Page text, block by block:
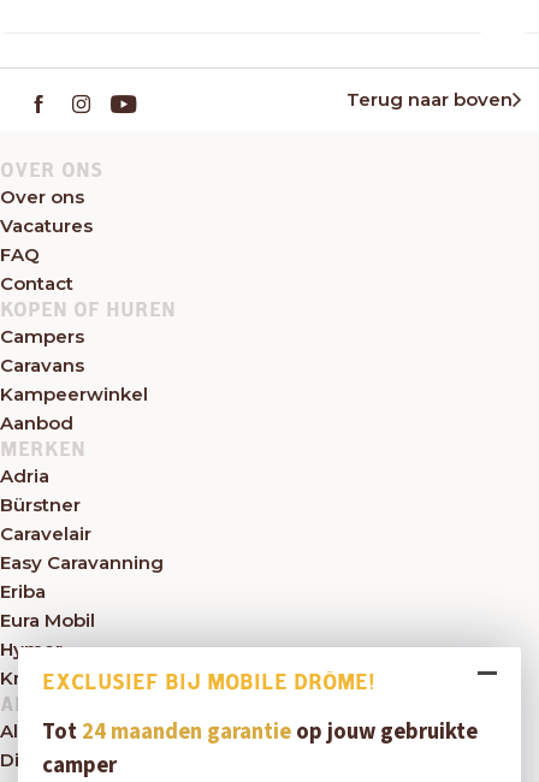
Terug naar boven
OVER ONS
Over ons
Vacatures
FAQ
Contact
KOPEN OF HUREN
Campers
Caravans
Kampeerwinkel
Aanbod
MERKEN
Adria
Bürstner
Caravelair
Easy Caravanning
Eriba
Eura Mobil
Hymer
Knaus
ALGEMEEN
Algemene voorwaarden
Disclaimer
EXCLUSIEF BIJ MOBILE DRÔME!
Tot24 maanden garantieop jouw gebruikte
camper